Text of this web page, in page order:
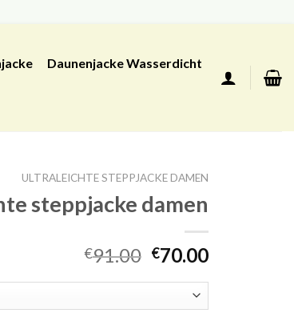
Daunenjacke Wasserdicht
ULTRALEICHTE STEPPJACKE DAMEN
steppjacke damen
€91.00 €70.00